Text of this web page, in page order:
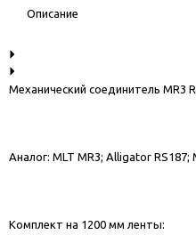
Описание
Механический соединитель MR3
Аналог: MLT MR3; Alligator RS187;
Комплект на 1200 мм ленты: